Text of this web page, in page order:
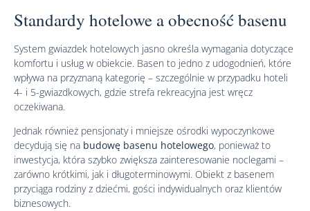
Standardy hotelowe a obecność basenu
System gwiazdek hotelowych jasno określa wymagania dotyczące
komfortu i usług w obiekcie. Basen to jedno z udogodnień, które
wpływa na przyznaną kategorię – szczególnie w przypadku hoteli
4- i 5-gwiazdkowych, gdzie strefa rekreacyjna jest wręcz
oczekiwana.
Jednak również pensjonaty i mniejsze ośrodki wypoczynkowe
decydują się na budowę basenu hotelowego, ponieważ to
inwestycja, która szybko zwiększa zainteresowanie noclegami –
zarówno krótkimi, jak i długoterminowymi. Obiekt z basenem
przyciąga rodziny z dziećmi, gości indywidualnych oraz klientów
biznesowych.